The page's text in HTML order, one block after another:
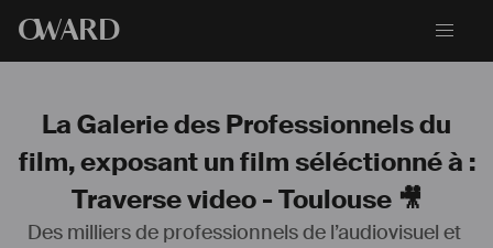
OWARD
La Galerie des Professionnels du
film, exposant un film séléctionné à :
Traverse video - Toulouse 🎥
Des milliers de professionnels de l’audiovisuel et